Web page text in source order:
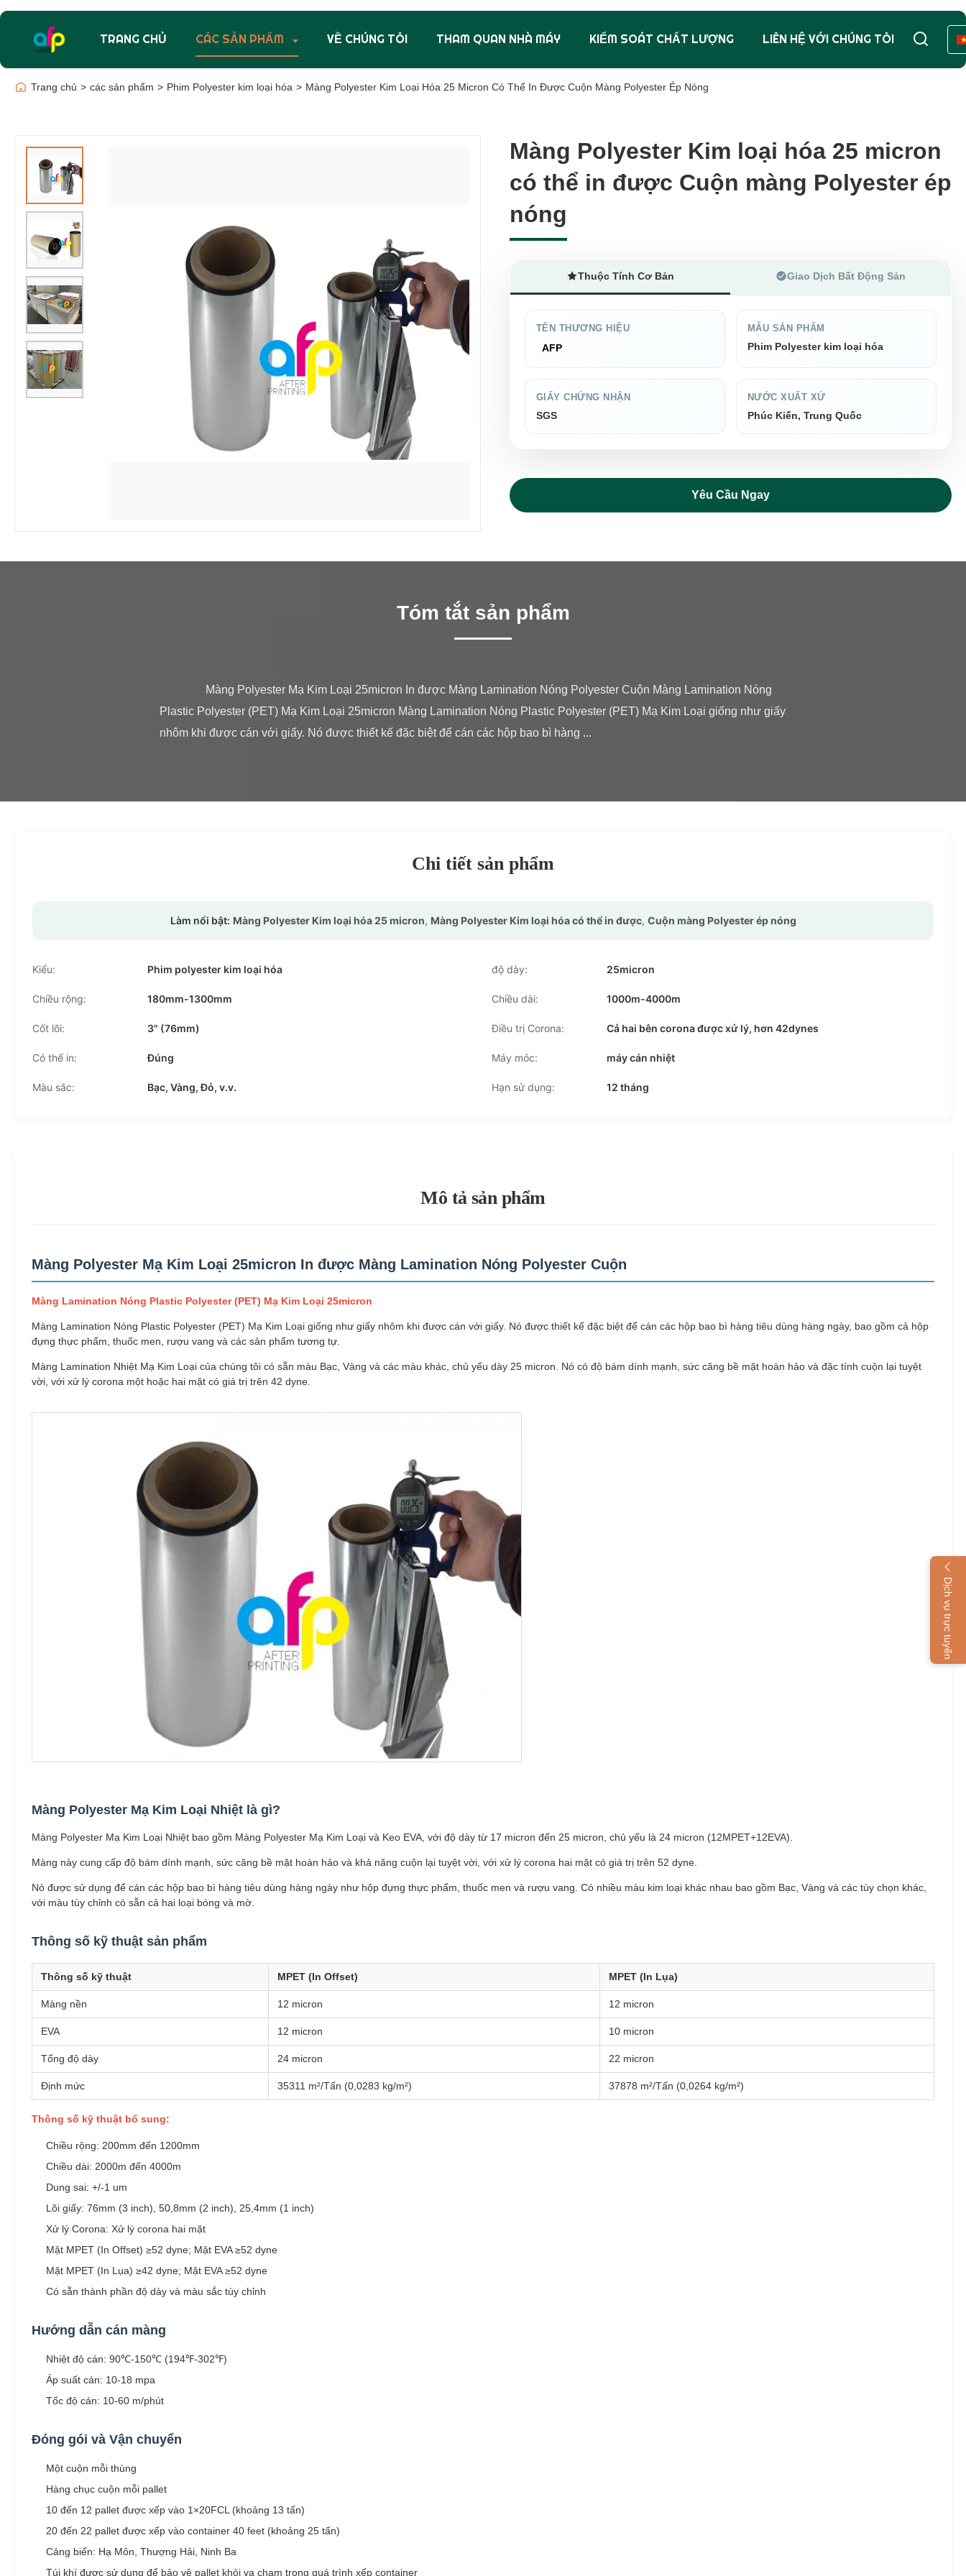
TRANG CHỦ CÁC SẢN PHẨM VỀ CHÚNG TÔI THAM QUAN NHÀ MÁY KIỂM SOÁT CHẤT LƯỢNG LIÊN HỆ VỚI CHÚNG TÔI
Dịch vụ trực tuyến
Trang chủ > các sản phẩm > Phim Polyester kim loại hóa > Màng Polyester Kim Loại Hóa 25 Micron Có Thể In Được Cuộn Màng Polyester Ép Nóng
Màng Polyester Kim loại hóa 25 micron
có thể in được Cuộn màng Polyester ép
nóng
Màng Polyester Kim loại hóa 25 micron
có thể in được Cuộn màng Polyester ép
nóng
Thuộc Tính Cơ Bản Giao Dịch Bất Động Sản
TÊN THƯƠNG HIỆU
AFP
MẪU SẢN PHẨM
Phim Polyester kim loại hóa
GIẤY CHỨNG NHẬN
SGS
NƯỚC XUẤT XỨ
Phúc Kiến, Trung Quốc
Yêu Cầu Ngay
Tóm tắt sản phẩm
Plastic Polyester (PET) Mạ Kim Loại 25micron Màng Lamination Nóng Plastic Polyester (PET) Mạ Kim Loại giống như giấy
nhôm khi được cán với giấy. Nó được thiết kế đặc biệt để cán các hộp bao bì hàng ...
Chi tiết sản phẩm
Làm nổi bật: Màng Polyester Kim loại hóa 25 micron, Màng Polyester Kim loại hóa có thể in được, Cuộn màng Polyester ép nóng
Kiểu: Phim polyester kim loại hóa độ dày: 25micron
Chiều rộng: 180mm-1300mm Chiều dài: 1000m-4000m
Cốt lõi: 3" (76mm) Điều trị Corona: Cả hai bên corona được xử lý, hơn 42dynes
Có thể in: Đúng Máy móc: máy cán nhiệt
Màu sắc: Bạc, Vàng, Đỏ, v.v. Hạn sử dụng: 12 tháng
Mô tả sản phẩm
Màng Polyester Mạ Kim Loại 25micron In được Màng Lamination Nóng Polyester Cuộn
Màng Lamination Nóng Plastic Polyester (PET) Mạ Kim Loại 25micron
Màng Lamination Nóng Plastic Polyester (PET) Mạ Kim Loại giống như giấy nhôm khi được cán với giấy. Nó được thiết kế đặc biệt để cán các hộp bao bì hàng tiêu dùng hàng ngày, bao gồm cả hộp
đựng thực phẩm, thuốc men, rượu vang và các sản phẩm tương tự.
Màng Lamination Nhiệt Mạ Kim Loại của chúng tôi có sẵn màu Bạc, Vàng và các màu khác, chủ yếu dày 25 micron. Nó có độ bám dính mạnh, sức căng bề mặt hoàn hảo và đặc tính cuộn lại tuyệt
vời, với xử lý corona một hoặc hai mặt có giá trị trên 42 dyne.
Màng Polyester Mạ Kim Loại Nhiệt là gì?
Màng Polyester Mạ Kim Loại Nhiệt bao gồm Màng Polyester Mạ Kim Loại và Keo EVA, với độ dày từ 17 micron đến 25 micron, chủ yếu là 24 micron (12MPET+12EVA).
Màng này cung cấp độ bám dính mạnh, sức căng bề mặt hoàn hảo và khả năng cuộn lại tuyệt vời, với xử lý corona hai mặt có giá trị trên 52 dyne.
Nó được sử dụng để cán các hộp bao bì hàng tiêu dùng hàng ngày như hộp đựng thực phẩm, thuốc men và rượu vang. Có nhiều màu kim loại khác nhau bao gồm Bạc, Vàng và các tùy chọn khác,
với màu tùy chỉnh có sẵn cả hai loại bóng và mờ.
Thông số kỹ thuật sản phẩm
Thông số kỹ thuật MPET (In Offset) MPET (In Lụa)
Màng nền 12 micron 12 micron
EVA 12 micron 10 micron
Tổng độ dày 24 micron 22 micron
Định mức 35311 m²/Tấn (0,0283 kg/m²) 37878 m²/Tấn (0,0264 kg/m²)
Thông số kỹ thuật bổ sung:
Chiều rộng: 200mm đến 1200mm
Chiều dài: 2000m đến 4000m
Dung sai: +/-1 um
Lõi giấy: 76mm (3 inch), 50,8mm (2 inch), 25,4mm (1 inch)
Xử lý Corona: Xử lý corona hai mặt
Mặt MPET (In Offset) ≥52 dyne; Mặt EVA ≥52 dyne
Mặt MPET (In Lụa) ≥42 dyne; Mặt EVA ≥52 dyne
Có sẵn thành phần độ dày và màu sắc tùy chỉnh
Hướng dẫn cán màng
Nhiệt độ cán: 90℃-150℃ (194℉-302℉)
Áp suất cán: 10-18 mpa
Tốc độ cán: 10-60 m/phút
Đóng gói và Vận chuyển
Một cuộn mỗi thùng
Hàng chục cuộn mỗi pallet
10 đến 12 pallet được xếp vào 1×20FCL (khoảng 13 tấn)
20 đến 22 pallet được xếp vào container 40 feet (khoảng 25 tấn)
Cảng biển: Hạ Môn, Thượng Hải, Ninh Ba
Túi khí được sử dụng để bảo vệ pallet khỏi va chạm trong quá trình xếp container